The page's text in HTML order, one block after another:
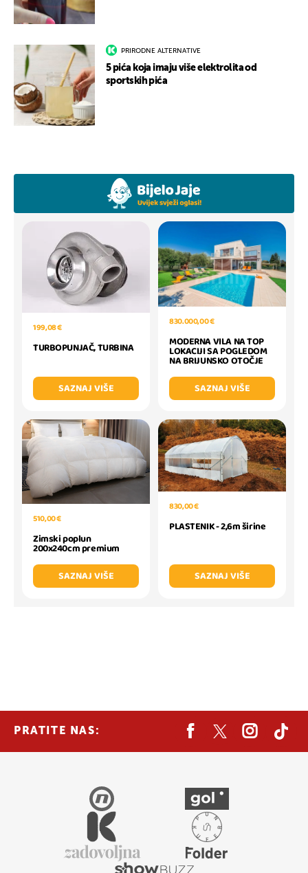
PRIRODNE ALTERNATIVE
5 pića koja imaju više elektrolita od
sportskih pića
199,08 €
TURBOPUNJAČ, TURBINA
SAZNAJ VIŠE
830.000,00 €
MODERNA VILA NA TOP
LOKACIJI SA POGLEDOM
NA BRIJUNSKO OTOČJE
SAZNAJ VIŠE
510,00 €
Zimski poplun
200x240cm premium
SAZNAJ VIŠE
830,00 €
PLASTENIK - 2,6m širine
SAZNAJ VIŠE
PRATITE NAS: